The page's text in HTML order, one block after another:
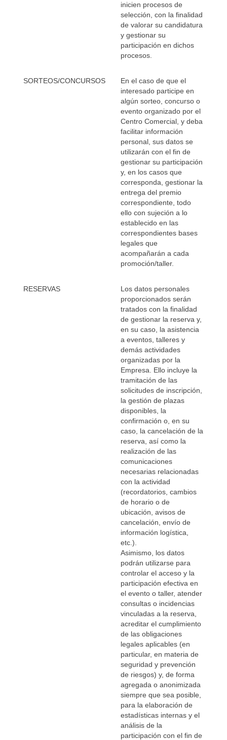
inicien procesos de
selección, con la finalidad
de valorar su candidatura
y gestionar su
participación en dichos
procesos.
SORTEOS/CONCURSOS
En el caso de que el
interesado participe en
algún sorteo, concurso o
evento organizado por el
Centro Comercial, y deba
facilitar información
personal, sus datos se
utilizarán con el fin de
gestionar su participación
y, en los casos que
corresponda, gestionar la
entrega del premio
correspondiente, todo
ello con sujeción a lo
establecido en las
correspondientes bases
legales que
acompañarán a cada
promoción/taller.
RESERVAS
Los datos personales
proporcionados serán
tratados con la finalidad
de gestionar la reserva y,
en su caso, la asistencia
a eventos, talleres y
demás actividades
organizadas por la
Empresa. Ello incluye la
tramitación de las
solicitudes de inscripción,
la gestión de plazas
disponibles, la
confirmación o, en su
caso, la cancelación de la
reserva, así como la
realización de las
comunicaciones
necesarias relacionadas
con la actividad
(recordatorios, cambios
de horario o de
ubicación, avisos de
cancelación, envío de
información logística,
etc.).
Asimismo, los datos
podrán utilizarse para
controlar el acceso y la
participación efectiva en
el evento o taller, atender
consultas o incidencias
vinculadas a la reserva,
acreditar el cumplimiento
de las obligaciones
legales aplicables (en
particular, en materia de
seguridad y prevención
de riesgos) y, de forma
agregada o anonimizada
siempre que sea posible,
para la elaboración de
estadísticas internas y el
análisis de la
participación con el fin de